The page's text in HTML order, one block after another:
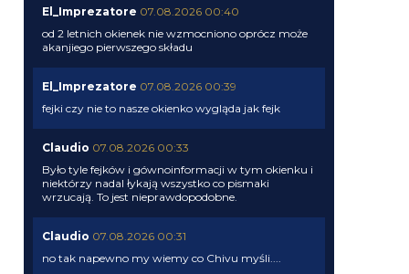
El_Imprezatore 07.08.2026 00:40
od 2 letnich okienek nie wzmocniono oprócz może
akanjiego pierwszego składu
El_Imprezatore 07.08.2026 00:39
fejki czy nie to nasze okienko wygląda jak fejk
Claudio 07.08.2026 00:33
Było tyle fejków i gównoinformacji w tym okienku i
niektórzy nadal łykają wszystko co pismaki
wrzucają. To jest nieprawdopodobne.
Claudio 07.08.2026 00:31
no tak napewno my wiemy co Chivu myśli....